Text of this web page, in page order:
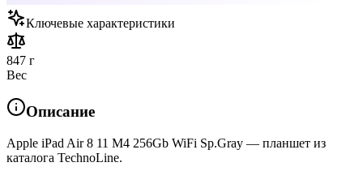
Ключевые характеристики
847 г
Вес
Описание
Apple iPad Air 8 11 M4 256Gb WiFi Sp.Gray — планшет из
каталога TechnoLine.